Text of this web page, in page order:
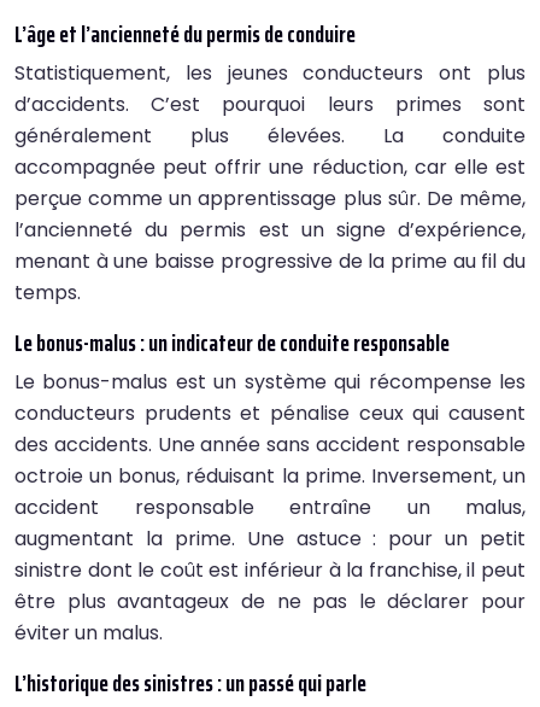
L’âge et l’ancienneté du permis de conduire
Statistiquement, les jeunes conducteurs ont plus
d’accidents. C’est pourquoi leurs primes sont
généralement plus élevées. La conduite
accompagnée peut offrir une réduction, car elle est
perçue comme un apprentissage plus sûr. De même,
l’ancienneté du permis est un signe d’expérience,
menant à une baisse progressive de la prime au fil du
temps.
Le bonus-malus : un indicateur de conduite responsable
Le bonus-malus est un système qui récompense les
conducteurs prudents et pénalise ceux qui causent
des accidents. Une année sans accident responsable
octroie un bonus, réduisant la prime. Inversement, un
accident responsable entraîne un malus,
augmentant la prime. Une astuce : pour un petit
sinistre dont le coût est inférieur à la franchise, il peut
être plus avantageux de ne pas le déclarer pour
éviter un malus.
L’historique des sinistres : un passé qui parle